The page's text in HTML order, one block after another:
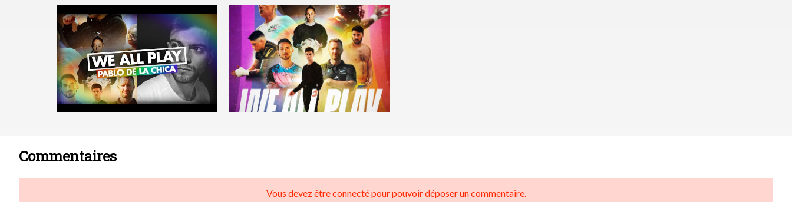
Commentaires
Vous devez être connecté pour pouvoir déposer un commentaire.